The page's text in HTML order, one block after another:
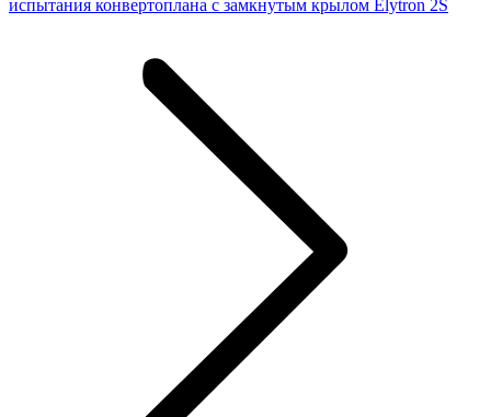
испытания конвертоплана с замкнутым крылом Elytron 2S